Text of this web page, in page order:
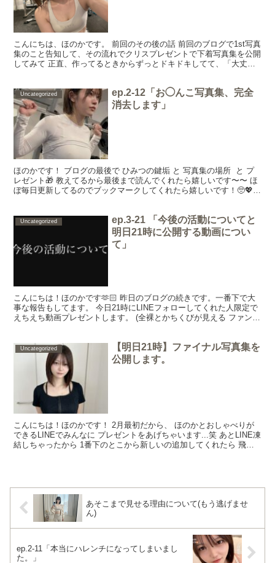
こんにちは、ほのかです。 前回のその後の話 前回のブログで1st写真
集のこと告知して、その流れでクリスプレゼントで下着写真集を公開
してみて 正直、作ってるときからずっとドキドキしてて、「大丈夫
Uncategorized
ep.2-12「お◯んこ写真集、完全
消去します」
ほのかです！ ブログの最後で ひみつの鍵垢 と 写真集の場所 と プ
レゼント🎁 教えてるから最後まで読んでくれたら嬉しいです〜〜 ほ
ぼ毎日更新してるのでブックマークしてくれたら嬉しいです！🥺💖✨
Uncategorized
ep.3-21 「今後の活動についてと
明日21時に公開する動画につい
て」
こんにちは！ほのかです🫶🏻 昨日のブログの続きです。一番下で大
事な報告もしてます。 今日21時にLINEフォローしてくれた人限定で
えちえち動画プレゼントします。 (全裸とかちくびが見える ファンク
Uncategorized
【明日21時】ファイナル写真集を
公開します。
こんにちは！ほのかです！ 2月最初だから、 ほのかとおしゃべりが
できるLINEでみんなに プレゼントをあげちゃいます...笑 あとLINE凍
結しちゃったから 1番下のとこから新しいの追加してくれたら 飛ん
あそこまで見せる理由について(もう逃げませ
ん)
ep.2-11「本当にハレンチになってしまいまし
た。」